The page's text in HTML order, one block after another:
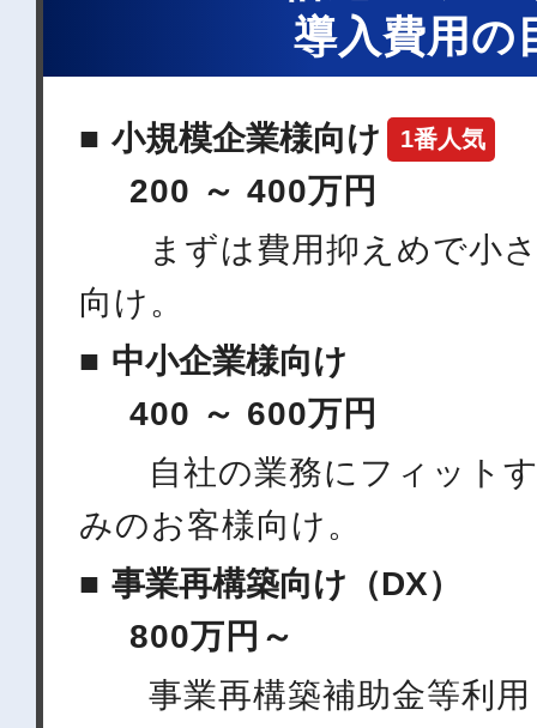
導入費用の
小規模企業様向け 1番人気
200 ～ 400万円
まずは費用抑えめで小さ
向け。
中小企業様向け
400 ～ 600万円
自社の業務にフィットす
みのお客様向け。
事業再構築向け（DX）
800万円～
事業再構築補助金等利用